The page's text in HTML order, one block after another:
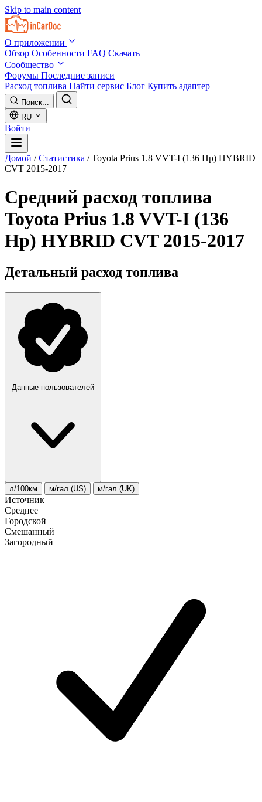
Skip to main content
О приложении
Обзор Особенности FAQ Скачать
Сообщество
Форумы Последние записи
Расход топлива Найти сервис Блог Купить адаптер
Поиск...
RU
Войти
Домой / Статистика / Toyota Prius 1.8 VVT-I (136 Hp) HYBRID
CVT 2015-2017
Средний расход топлива
Toyota Prius 1.8 VVT-I (136
Hp) HYBRID CVT 2015-2017
Детальный расход топлива
Данные пользователей
л/100км м/гал.(US) м/гал.(UK)
Источник
Среднее
Городской
Смешанный
Загородный